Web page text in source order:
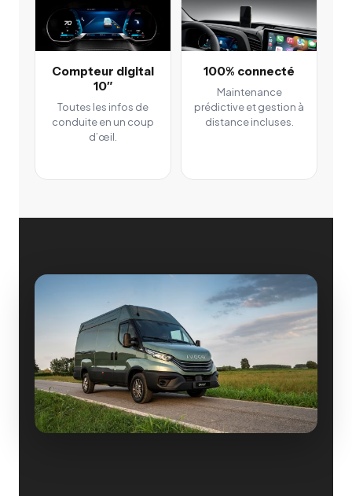
Compteur digital
10″
Toutes les infos de
conduite en un coup
d’œil.
100% connecté
Maintenance
prédictive et gestion à
distance incluses.